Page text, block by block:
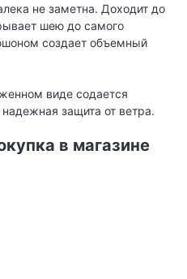
не заметна. Доходит до
шею до самого
создает объемный
виде содается
защита от ветра.
в магазине